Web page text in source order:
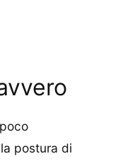
postura di